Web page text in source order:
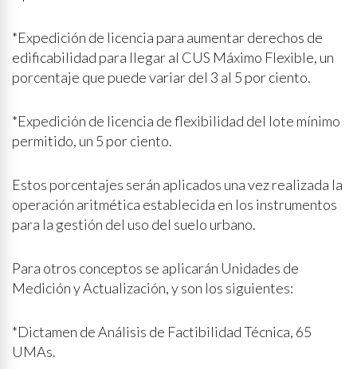
*Expedición de licencia para aumentar derechos de
edificabilidad para llegar al CUS Máximo Flexible, un
porcentaje que puede variar del 3 al 5 por ciento.
*Expedición de licencia de flexibilidad del lote mínimo
permitido, un 5 por ciento.
Estos porcentajes serán aplicados una vez realizada la
operación aritmética establecida en los instrumentos
para la gestión del uso del suelo urbano.
Para otros conceptos se aplicarán Unidades de
Medición y Actualización, y son los siguientes:
*Dictamen de Análisis de Factibilidad Técnica, 65
UMAs.